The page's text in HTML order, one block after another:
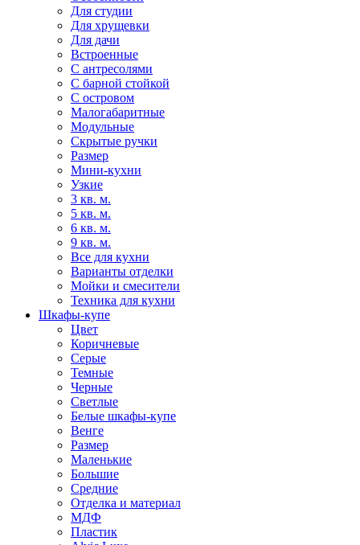
Для студии
Для хрущевки
Для дачи
Встроенные
С антресолями
С барной стойкой
С островом
Малогабаритные
Модульные
Скрытые ручки
Размер
Мини-кухни
Узкие
3 кв. м.
5 кв. м.
6 кв. м.
9 кв. м.
Все для кухни
Варианты отделки
Мойки и смесители
Техника для кухни
Шкафы-купе
Цвет
Коричневые
Серые
Темные
Черные
Светлые
Белые шкафы-купе
Венге
Размер
Маленькие
Большие
Средние
Отделка и материал
МДФ
Пластик